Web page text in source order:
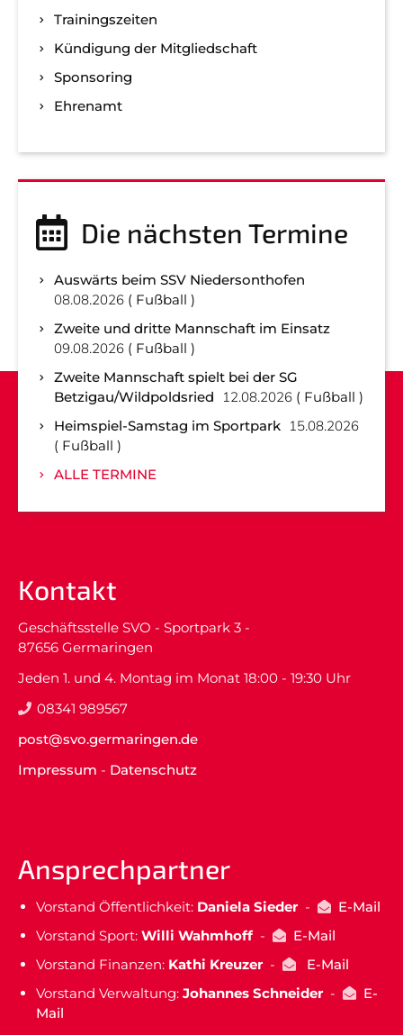
Trainingszeiten
Kündigung der Mitgliedschaft
Sponsoring
Ehrenamt
Die nächsten Termine
Auswärts beim SSV Niedersonthofen
08.08.2026
Fußball
Zweite und dritte Mannschaft im Einsatz
09.08.2026
Fußball
Zweite Mannschaft spielt bei der SG
Betzigau/Wildpoldsried
12.08.2026
Fußball
Heimspiel-Samstag im Sportpark 15.08.2026
Fußball
ALLE TERMINE
Kontakt
Geschäftsstelle SVO - Sportpark 3 -
87656 Germaringen
Jeden 1. und 4. Montag im Monat 18:00 - 19:30 Uhr
08341 989567
post@svo.germaringen.de
Impressum - Datenschutz
Ansprechpartner
Vorstand Öffentlichkeit: Daniela Sieder-
E-Mail
Vorstand Sport: Willi Wahmhoff-
E-Mail
Vorstand Finanzen: Kathi Kreuzer-
E-Mail
Vorstand Verwaltung: Johannes Schneider -
E-
Mail